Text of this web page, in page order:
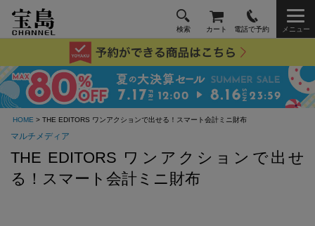
検索 カート 電話で予約 メニュー
HOME > THE EDITORS ワンアクションで出せる！スマート会計ミニ財布
マルチメディア
THE EDITORS ワンアクションで出せ
る！スマート会計ミニ財布